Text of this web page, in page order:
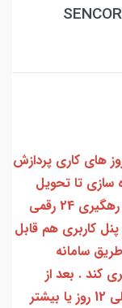
های کاری پردازش
سازی تا تحویل
بارکد ، مراحل برای کاربر پیامک میشود و کد رهگیری 24 رقمی
پنل کاربری هم قابل
سامانه
با پست پیگیری کند . بعد از
دریافت کدرهگیری 24 رقمی معمولا بین 3 الی 12 روز یا بیشتر